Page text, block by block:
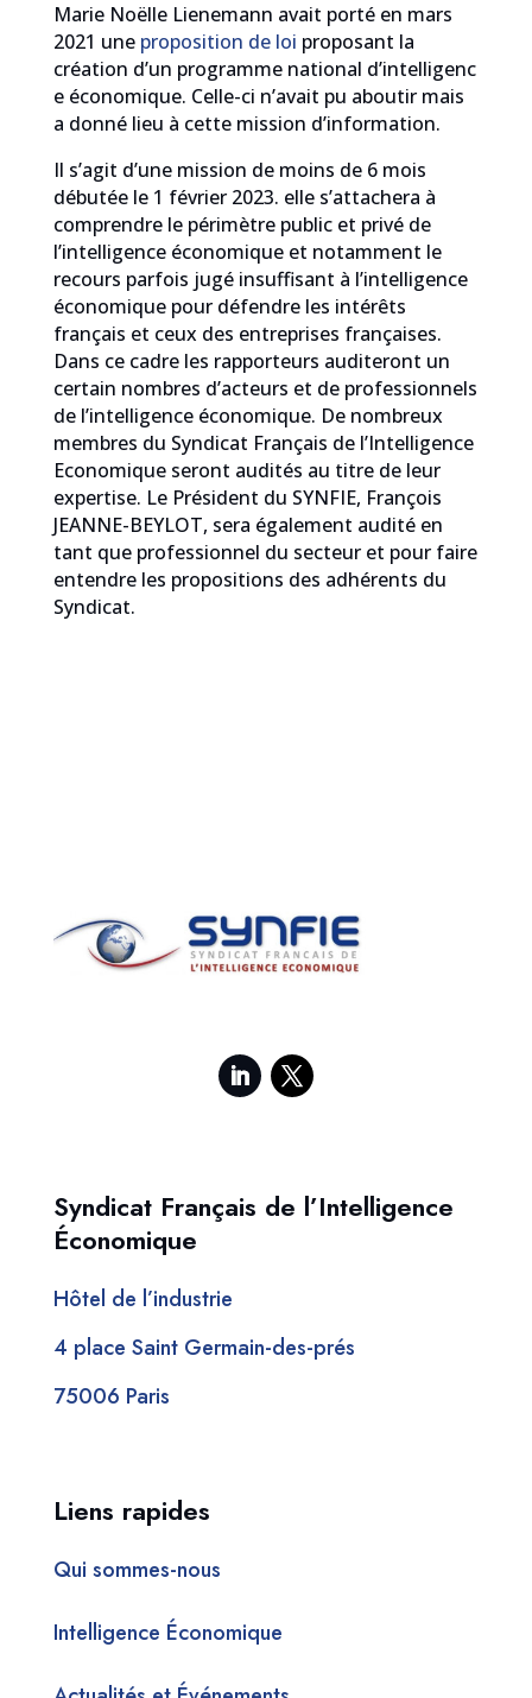
Marie Noëlle Lienemann avait porté en mars
2021 une proposition de loi proposant la
création d’un programme national d’intelligenc
e économique. Celle-ci n’avait pu aboutir mais
a donné lieu à cette mission d’information.
Il s’agit d’une mission de moins de 6 mois
débutée le 1 février 2023. elle s’attachera à
comprendre le périmètre public et privé de
l’intelligence économique et notamment le
recours parfois jugé insuffisant à l’intelligence
économique pour défendre les intérêts
français et ceux des entreprises françaises.
Dans ce cadre les rapporteurs auditeront un
certain nombres d’acteurs et de professionnels
de l’intelligence économique. De nombreux
membres du Syndicat Français de l’Intelligence
Economique seront audités au titre de leur
expertise. Le Président du SYNFIE, François
JEANNE-BEYLOT, sera également audité en
tant que professionnel du secteur et pour faire
entendre les propositions des adhérents du
Syndicat.
Syndicat Français de l’Intelligence
Économique
Hôtel de l’industrie
4 place Saint Germain-des-prés
75006 Paris
Liens rapides
Qui sommes-nous
Intelligence Économique